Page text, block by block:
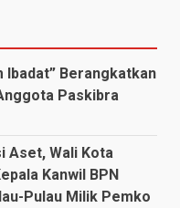
Ibadat” Berangkatkan
Paskibra
Aset, Wali Kota
Kanwil BPN
Pulau Milik Pemko